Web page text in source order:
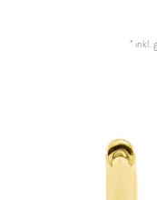
* inkl.